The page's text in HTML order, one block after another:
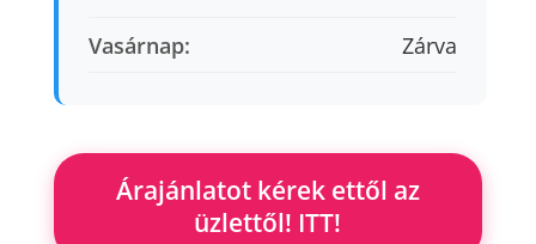
Vasárnap:
Zárva
Árajánlatot kérek ettől az
üzlettől! ITT!